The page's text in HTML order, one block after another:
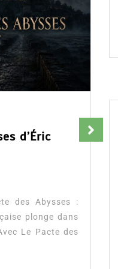
d’Éric
des Abysses :
plonge dans
Le Pacte des